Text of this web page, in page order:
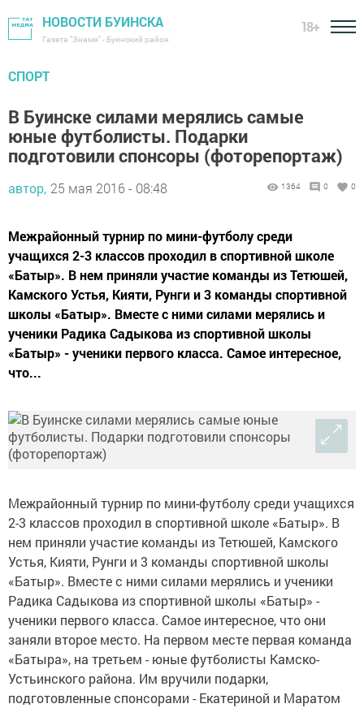
НОВОСТИ БУИНСКА
Газета "Знамя" - Буинский район
18+
СПОРТ
В Буинске силами мерялись самые
юные футболисты. Подарки
подготовили спонсоры (фоторепортаж)
автор, 25 мая 2016 - 08:48 1364 0 0
Межрайонный турнир по мини-футболу среди
учащихся 2-3 классов проходил в спортивной школе
«Батыр». В нем приняли участие команды из Тетюшей,
Камского Устья, Кияти, Рунги и 3 команды спортивной
школы «Батыр». Вместе с ними силами мерялись и
ученики Радика Садыкова из спортивной школы
«Батыр» - ученики первого класса. Самое интересное,
что...
Межрайонный турнир по мини-футболу среди учащихся
2-3 классов проходил в спортивной школе «Батыр». В
нем приняли участие команды из Тетюшей, Камского
Устья, Кияти, Рунги и 3 команды спортивной школы
«Батыр». Вместе с ними силами мерялись и ученики
Радика Садыкова из спортивной школы «Батыр» -
ученики первого класса. Самое интересное, что они
заняли второе место. На первом месте первая команда
«Батыра», на третьем - юные футболисты Камско-
Устьинского района. Им вручили подарки,
подготовленные спонсорами - Екатериной и Маратом